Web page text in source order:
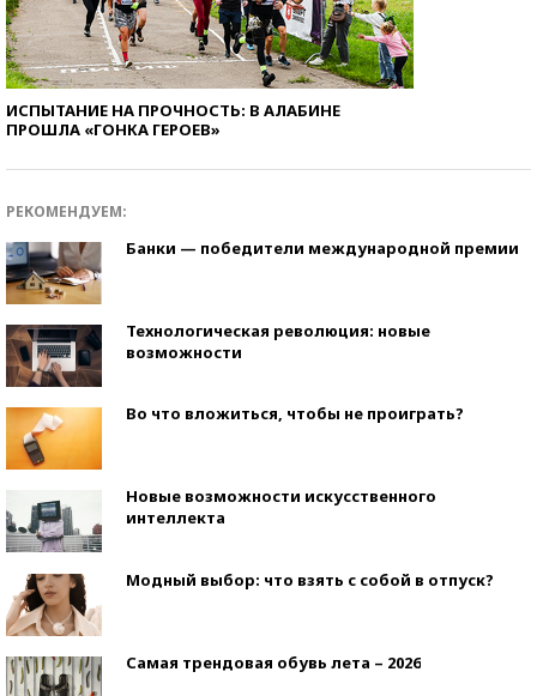
ИСПЫТАНИЕ НА ПРОЧНОСТЬ: В АЛАБИНЕ
ПРОШЛА «ГОНКА ГЕРОЕВ»
РЕКОМЕНДУЕМ:
Банки — победители международной премии
Технологическая революция: новые
возможности
Во что вложиться, чтобы не проиграть?
Новые возможности искусственного
интеллекта
Модный выбор: что взять с собой в отпуск?
Самая трендовая обувь лета – 2026